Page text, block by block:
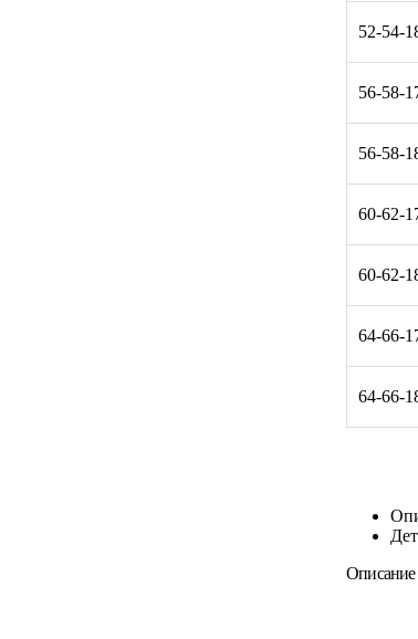
52-54-
56-58-
56-58-
60-62-
60-62-
64-66-
64-66-
Описание